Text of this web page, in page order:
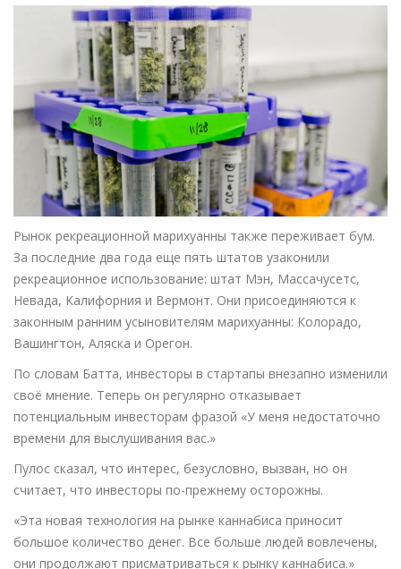
Рынок рекреационной марихуанны также переживает бум.
За последние два года еще пять штатов узаконили
рекреационное использование: штат Мэн, Массачусетс,
Невада, Калифорния и Вермонт. Они присоединяются к
законным ранним усыновителям марихуанны: Колорадо,
Вашингтон, Аляска и Орегон.
По словам Батта, инвесторы в стартапы внезапно изменили
своё мнение. Теперь он регулярно отказывает
потенциальным инвесторам фразой «У меня недостаточно
времени для выслушивания вас.»
Пулос сказал, что интерес, безусловно, вызван, но он
считает, что инвесторы по-прежнему осторожны.
«Эта новая технология на рынке каннабиса приносит
большое количество денег. Все больше людей вовлечены,
они продолжают присматриваться к рынку каннабиса.»